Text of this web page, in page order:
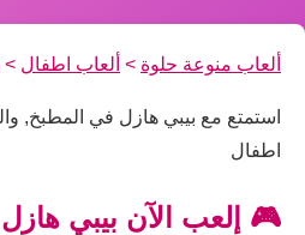
ألعاب منوعة حلوة > ألعاب اطفال >
استمتع مع بيبي هازل في المطبخ,
اطفال
🎮 إلعب الآن بيبي